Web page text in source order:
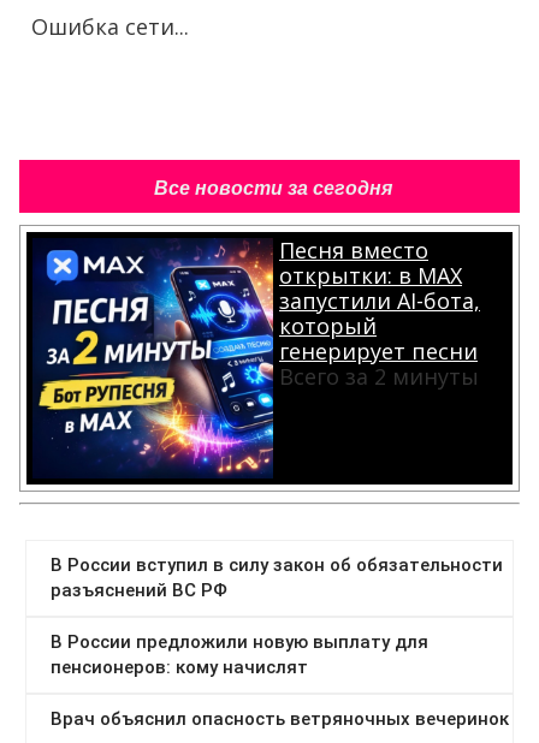
Ошибка сети...
Все новости за сегодня
Песня вместо
открытки: в MAX
запустили AI-бота,
который
генерирует песни
Всего за 2 минуты